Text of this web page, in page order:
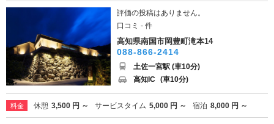
評価の投稿はありません。
口コミ - 件
高知県南国市岡豊町滝本14
088-866-2414
土佐一宮駅 (車10分)
高知IC (車10分)
料金 休憩 3,500 円 ～ サービスタイム 5,000 円 ～ 宿泊 8,000 円 ～